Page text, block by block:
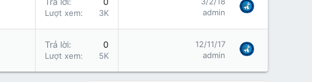
Lượt xem 3K
admin
Trả lời 0
Lượt xem 5K
12/11/17
admin